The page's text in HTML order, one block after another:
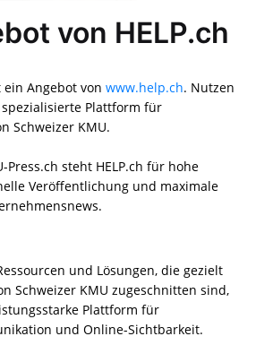
von HELP.ch
Angebot von www.help.ch. Nutzen
spezialisierte Plattform für
Schweizer KMU.
Press.ch steht HELP.ch für hohe
Veröffentlichung und maximale
und Lösungen, die gezielt
Schweizer KMU zugeschnitten sind,
Plattform für
und Online-Sichtbarkeit.